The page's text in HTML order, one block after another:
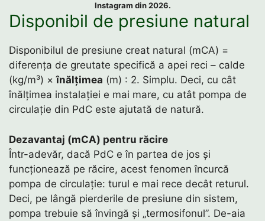
Instagram din 2026.
Disponibil de presiune natural
Disponibilul de presiune creat natural (mCA) =
diferența de greutate specifică a apei reci – calde
(kg/m³) ×înălțimea (m) : 2. Simplu. Deci, cu cât
înălțimea instalației e mai mare, cu atât pompa de
circulație din PdC este ajutată de natură.
Dezavantaj (mCA) pentru răcire
Într-adevăr, dacă PdC e în partea de jos și
funcționează pe răcire, acest fenomen încurcă
pompa de circulație: turul e mai rece decât returul.
Deci, pe lângă pierderile de presiune din sistem,
pompa trebuie să învingă și „termosifonul”. De-aia